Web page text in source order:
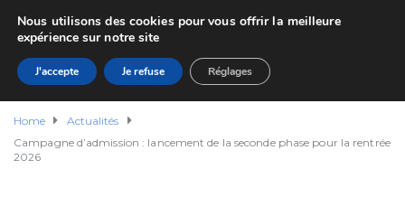
Home
Actualités
Campagne d’admission : lancement de la seconde phase pour la rentrée
2026
Nous utilisons des cookies pour vous offrir la meilleure
expérience sur notre site
J'accepte Je refuse Réglages